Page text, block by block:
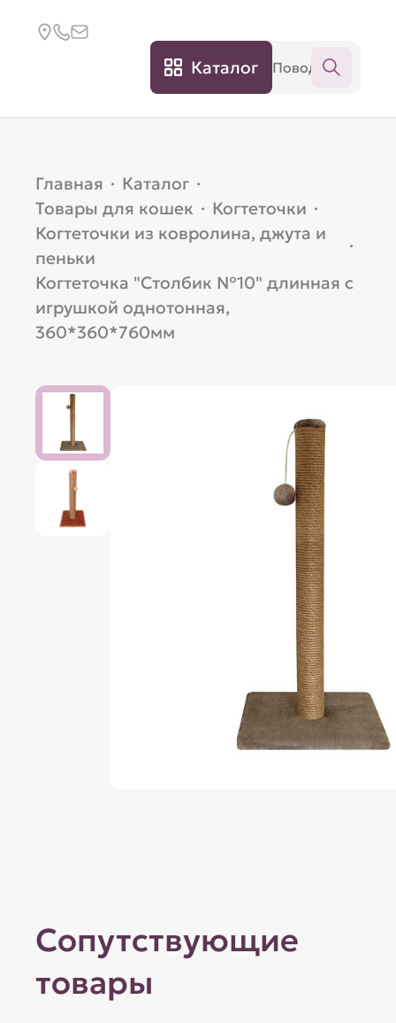
Каталог
Главная · Каталог ·
Товары для кошек · Когтеточки ·
Когтеточки из ковролина, джута и
пеньки
·
Когтеточка "Cтолбик №10" длинная с
игрушкой однотонная,
360*360*760мм
Сопутствующие
товары